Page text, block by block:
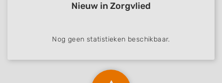
Nieuw in Zorgvlied
Nog geen statistieken beschikbaar.